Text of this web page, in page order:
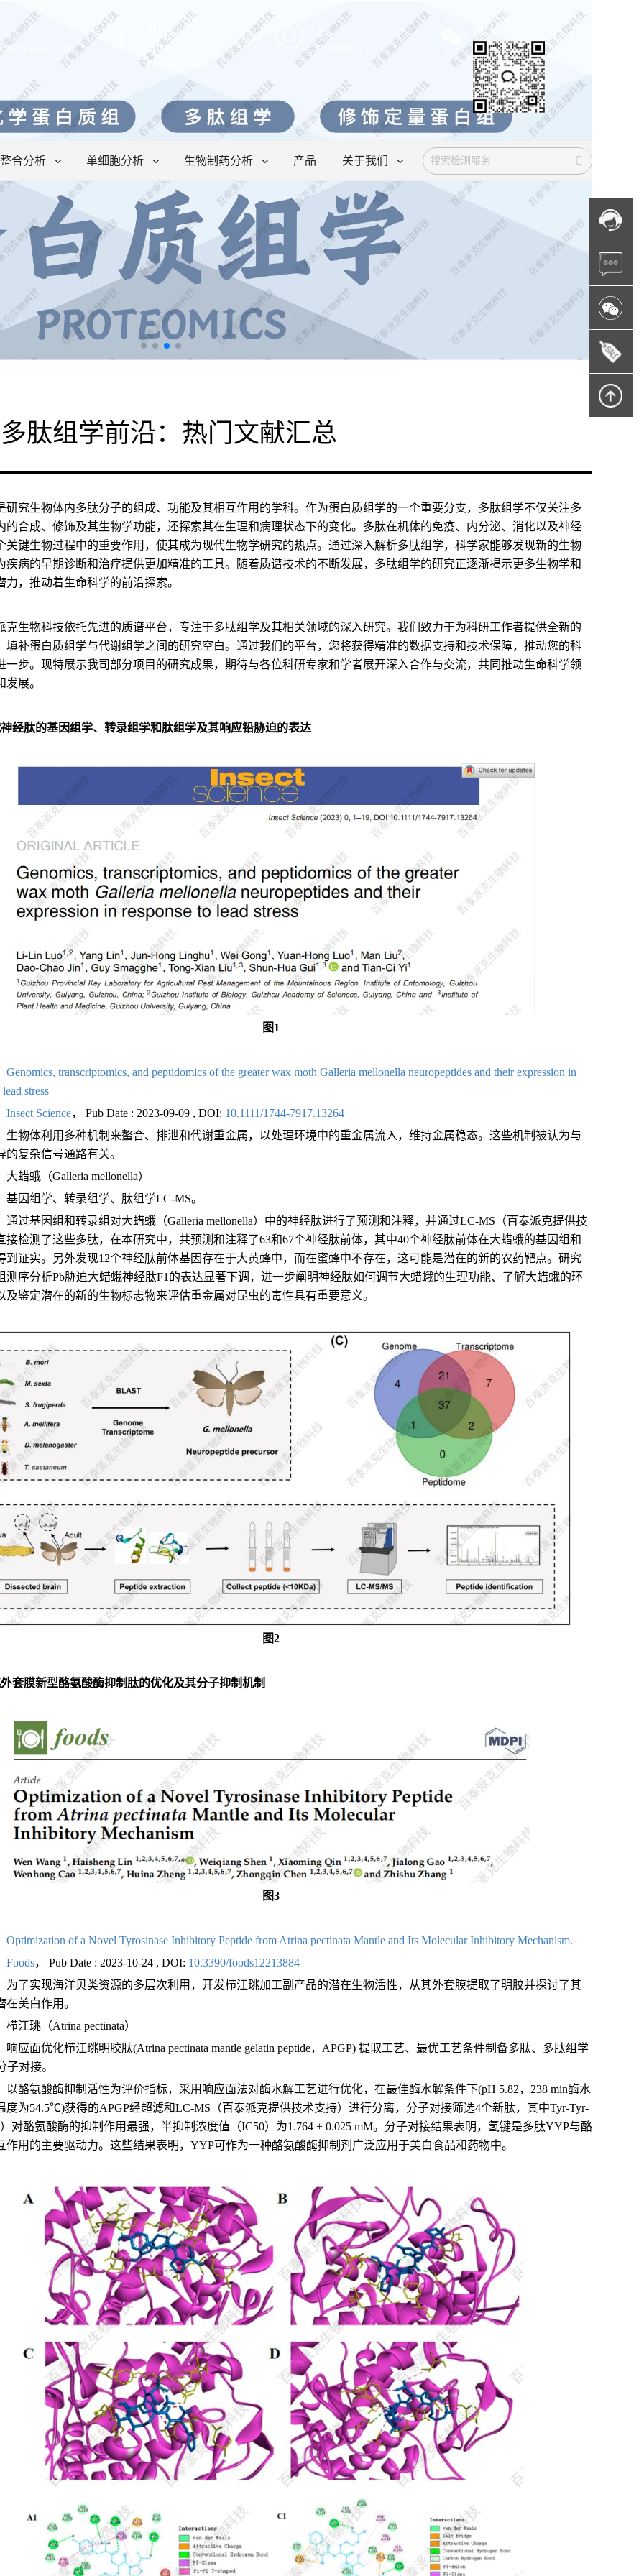
pack.com
电话:
010-67869385
15201377680
QQ:
3158880571
微信:
合分析 单细胞分析 生物制药分析 产品 关于我们
肽组学前沿：热门文献汇总
研究生物体内多肽分子的组成、功能及其相互作用的学科。作为蛋白质组学的一个重要分支，多肽组学不仅关注多
的合成、修饰及其生物学功能，还探索其在生理和病理状态下的变化。多肽在机体的免疫、内分泌、消化以及神经
关键生物过程中的重要作用，使其成为现代生物学研究的热点。通过深入解析多肽组学，科学家能够发现新的生物
疾病的早期诊断和治疗提供更加精准的工具。随着质谱技术的不断发展，多肽组学的研究正逐渐揭示更多生物学和
力，推动着生命科学的前沿探索。
克生物科技依托先进的质谱平台，专注于多肽组学及其相关领域的深入研究。我们致力于为科研工作者提供全新的
填补蛋白质组学与代谢组学之间的研究空白。通过我们的平台，您将获得精准的数据支持和技术保障，推动您的科
一步。现特展示我司部分项目的研究成果，期待与各位科研专家和学者展开深入合作与交流，共同推动生命科学领
发展。
经肽的基因组学、转录组学和肽组学及其响应铅胁迫的表达
图1
Genomics, transcriptomics, and peptidomics of the greater wax moth Galleria mellonella neuropeptides and their expression in
stress
Insect Science， Pub Date : 2023-09-09 , DOI: 10.1111/1744-7917.13264
生物体利用多种机制来螯合、排泄和代谢重金属，以处理环境中的重金属流入，维持金属稳态。这些机制被认为与
的复杂信号通路有关。
大蜡蛾（Galleria mellonella）
基因组学、转录组学、肽组学LC-MS。
通过基因组和转录组对大蜡蛾（Galleria mellonella）中的神经肽进行了预测和注释，并通过LC-MS（百泰派克提供技
接检测了这些多肽，在本研究中，共预测和注释了63和67个神经肽前体，其中40个神经肽前体在大蜡蛾的基因组和
到证实。另外发现12个神经肽前体基因存在于大黄蜂中，而在蜜蜂中不存在，这可能是潜在的新的农药靶点。研究
测序分析Pb胁迫大蜡蛾神经肽F1的表达显著下调，进一步阐明神经肽如何调节大蜡蛾的生理功能、了解大蜡蛾的环
及鉴定潜在的新的生物标志物来评估重金属对昆虫的毒性具有重要意义。
图2
套膜新型酪氨酸酶抑制肽的优化及其分子抑制机制
图3
Optimization of a Novel Tyrosinase Inhibitory Peptide from Atrina pectinata Mantle and Its Molecular Inhibitory Mechanism.
Foods， Pub Date : 2023-10-24 , DOI: 10.3390/foods12213884
为了实现海洋贝类资源的多层次利用，开发栉江珧加工副产品的潜在生物活性，从其外套膜提取了明胶并探讨了其
在美白作用。
栉江珧（Atrina pectinata）
响应面优化栉江珧明胶肽(Atrina pectinata mantle gelatin peptide，APGP) 提取工艺、最优工艺条件制备多肽、多肽组学
子对接。
以酪氨酸酶抑制活性为评价指标，采用响应面法对酶水解工艺进行优化，在最佳酶水解条件下(pH 5.82，238 min酶水
度为54.5℃)获得的APGP经超滤和LC-MS（百泰派克提供技术支持）进行分离，分子对接筛选4个新肽，其中Tyr-Tyr-
对酪氨酸酶的抑制作用最强，半抑制浓度值（IC50）为1.764 ± 0.025 mM。分子对接结果表明，氢键是多肽YYP与酪
作用的主要驱动力。这些结果表明，YYP可作为一种酪氨酸酶抑制剂广泛应用于美白食品和药物中。